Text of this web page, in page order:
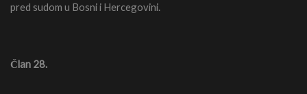
pred sudom u Bosni i Hercegovini.
Član 28.